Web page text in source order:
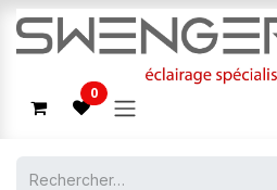
Se rendre au contenu
0